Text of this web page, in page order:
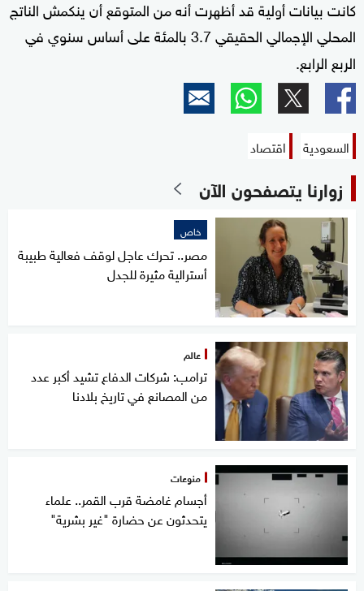
كانت بيانات أولية قد أظهرت أنه من المتوقع أن ينكمش الناتج
المحلي الإجمالي الحقيقي 3.7 بالمئة على أساس سنوي في
الربع الرابع.
السعودية اقتصاد
زوارنا يتصفحون الآن
خاص
مصر.. تحرك عاجل لوقف فعالية طبيبة
أسترالية مثيرة للجدل
عالم
ترامب: شركات الدفاع تشيد أكبر عدد
من المصانع في تاريخ بلادنا
منوعات
أجسام غامضة قرب القمر.. علماء
يتحدثون عن حضارة "غير بشرية"